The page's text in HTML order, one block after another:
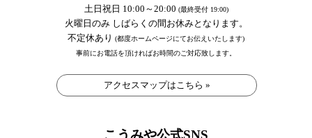
土日祝日 10:00～20:00 (最終受付 19:00)
火曜日のみ しばらくの間お休みとなります。
不定休あり (都度ホームページにてお伝えいたします)
事前にお電話を頂ければお時間のご対応致します。
アクセスマップはこちら »
こうみや公式SNS